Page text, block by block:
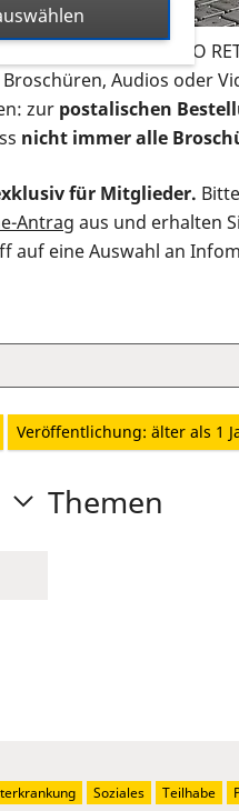
Infomaterial der PRO
Audios oder
zur postalischen
nicht immer alle
für Mitglieder.
Antrag aus und erhalten
auf eine Auswahl an
Veröffentlichung: älter als 1
Themen
Soziales Teilhabe